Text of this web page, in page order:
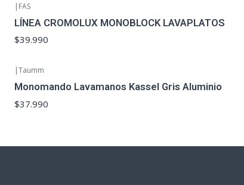
| FAS
LÍNEA CROMOLUX MONOBLOCK LAVAPLATOS
$39.990
|Taumm
Monomando Lavamanos Kassel Gris Aluminio
$37.990